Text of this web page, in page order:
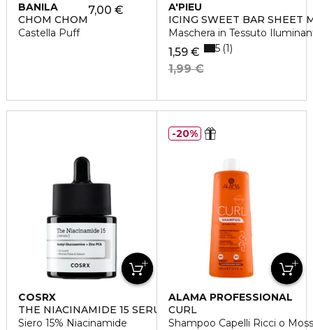
BANILA
CHOM CHOM
Castella Puff
7,00 €
A'PIEU
ICING SWEET BAR SHEET
Maschera in Tessuto
1,59 €
1,99 €
5 1
COSRX
THE NIACINAMIDE 15 SERUM
Siero 15% Niacinamide
ALAMA PROFESSIONAL
CURL
Shampoo Capelli Ricci o
20%